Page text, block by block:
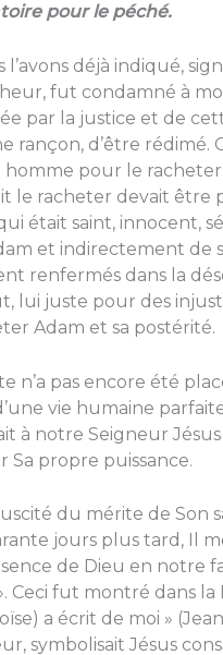
pour le péché.
l’avons déjà indiqué,
fut condamné à
par la justice et de
rançon, d’être rédimé.
pour le racheter
le racheter devait être
était saint, innocent,
et indirectement de
renfermés dans la
lui juste pour des
Adam et sa postérité.
n’a pas encore été
vie humaine
à notre Seigneur
Sa propre puissance.
du mérite de Son
jours plus tard, Il
de Dieu en notre
Ceci fut montré dans
a écrit de moi »
symbolisait Jésus